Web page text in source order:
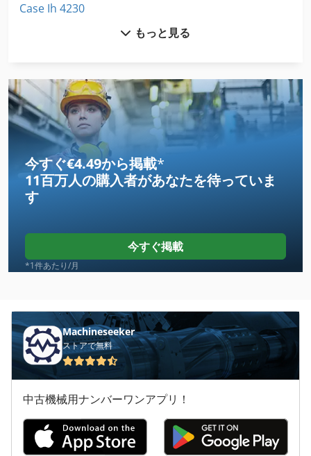
Case Ih 4230
Case Ih 5800
Case Ih 7120
Case Ih 7250
Case Ih 8010
Case Ih Cvx 1155
Case Ih Cvx 1170
Case Ih Cvx 130
Case Ih Cvx 170
Case Ih Cvx 195
Case Ih Cx 80
Case Ih Mx 100 C
Case Ih Mx 110
もっと見る
今すぐ€4.49から掲載*
11百万人の購入者があなたを待っていま
す
今すぐ掲載
*1件あたり/月
Machineseeker
ストアで無料
中古機械用ナンバーワンアプリ！